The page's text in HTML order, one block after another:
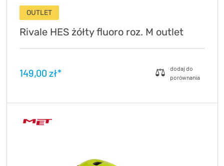
OUTLET
Rivale HES żółty fluoro roz. M outlet
149,00 zł*